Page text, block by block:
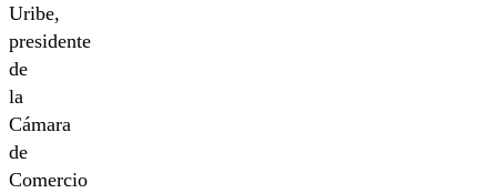
Uribe,
presidente
de
la
Cámara
de
Comercio